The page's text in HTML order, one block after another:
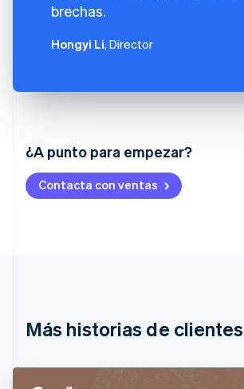
¿A punto para empezar?
Contacta con ventas
brechas.
Hongyi Li, Director
Más historias de clientes
DeutschEnglish
Australia
English
Canadá
China continental